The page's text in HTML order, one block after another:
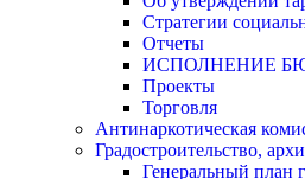
Стратегии
Отчеты
ИСПОЛНЕНИЕ
Проекты
Торговля
Антинаркотическая
Градостроительство,
Генеральный план